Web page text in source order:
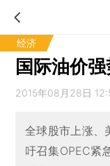
经济
国际油价
2015年08月28日
全球股市上涨、
吁召集OPEC紧